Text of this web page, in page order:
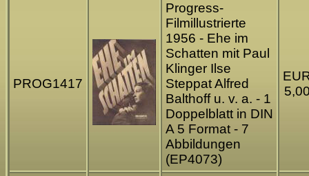
PROG1417
Progress-
Filmillustrierte
1956 - Ehe im
Schatten mit Paul
Klinger Ilse
Steppat Alfred
Balthoff u. v. a. - 1
Doppelblatt in DIN
A 5 Format - 7
Abbildungen
(EP4073)